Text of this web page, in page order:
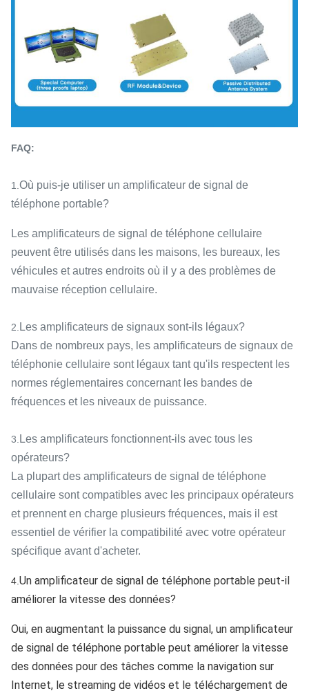
FAQ:
1.Où puis-je utiliser un amplificateur de signal de
téléphone portable?
Les amplificateurs de signal de téléphone cellulaire
peuvent être utilisés dans les maisons, les bureaux, les
véhicules et autres endroits où il y a des problèmes de
mauvaise réception cellulaire.
2. Les amplificateurs de signaux sont-ils légaux?
Dans de nombreux pays, les amplificateurs de signaux de
téléphonie cellulaire sont légaux tant qu'ils respectent les
normes réglementaires concernant les bandes de
fréquences et les niveaux de puissance.
3. Les amplificateurs fonctionnent-ils avec tous les
opérateurs?
La plupart des amplificateurs de signal de téléphone
cellulaire sont compatibles avec les principaux opérateurs
et prennent en charge plusieurs fréquences, mais il est
essentiel de vérifier la compatibilité avec votre opérateur
spécifique avant d'acheter.
4.Un amplificateur de signal de téléphone portable peut-il
améliorer la vitesse des données?
Oui, en augmentant la puissance du signal, un amplificateur
de signal de téléphone portable peut améliorer la vitesse
des données pour des tâches comme la navigation sur
Internet, le streaming de vidéos et le téléchargement de